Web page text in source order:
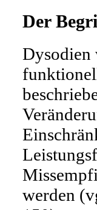
Der
Dysodien
werden